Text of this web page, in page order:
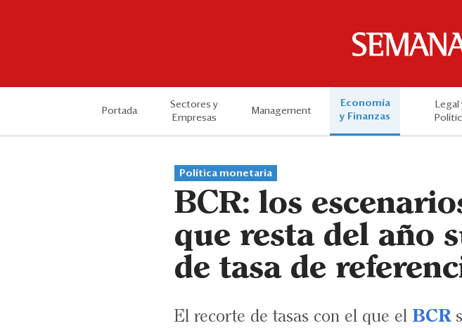
Portada
Sectores y
Empresas
Management
Economía
y Finanzas
Legal
Política monetaria
BCR: los
que resta del año
de tasa de
El recorte de tasas con el que el BCR